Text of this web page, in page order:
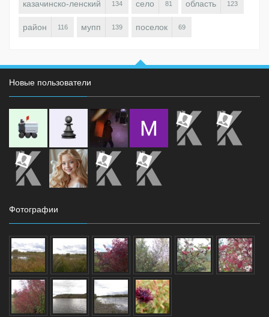
казачинско-ленский 134 село 81 область 123
район 116 мупп 139 поселок 69
Новые пользователи
Фотографии